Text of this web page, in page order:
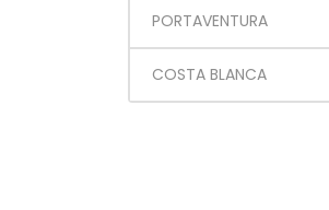
PORTAVENTURA
COSTA BLANCA